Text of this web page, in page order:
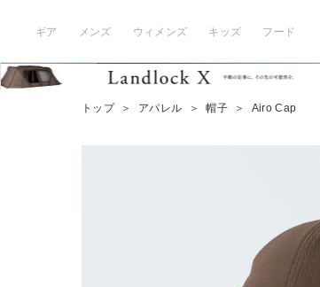
ギア メンズ ウィメンズ キッズ フード
トップ ＞ アパレル ＞ 帽子 ＞ Airo Cap